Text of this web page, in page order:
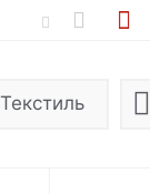
Текстиль